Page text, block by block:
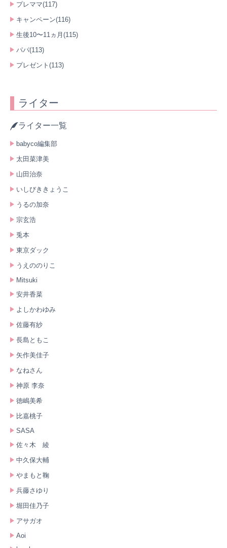
プレママ(117)
キャンペーン(116)
生後10〜11ヵ月(115)
パパ(113)
プレゼント(113)
ライター
ライター一覧
babyco編集部
太田菜津美
山田治奈
いしびききょうこ
うるの加奈
宗玄浩
兎本
東京ダック
うえののりこ
Mitsuki
安井香菜
よしかわゆみ
佐藤有紗
長島ともこ
矢作美佳子
なねさん
神原 李奈
徳嶋美希
比嘉桃子
SASA
佐々木 綾
中久保大輔
やまもと鞠
兵藤さゆり
堀田佳乃子
アサガオ
Aoi